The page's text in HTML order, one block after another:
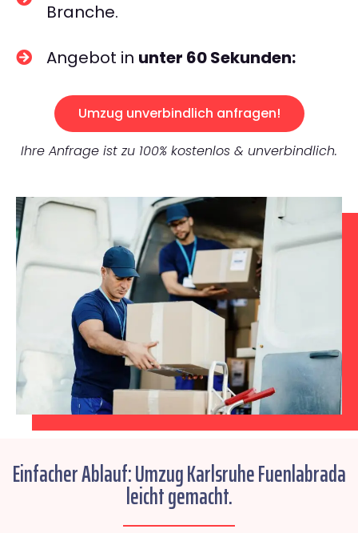
Branche.
Angebot in unter 60 Sekunden:
Umzug unverbindlich anfragen!
Ihre Anfrage ist zu 100% kostenlos & unverbindlich.
Einfacher Ablauf: Umzug Karlsruhe Fuenlabrada
leicht gemacht.